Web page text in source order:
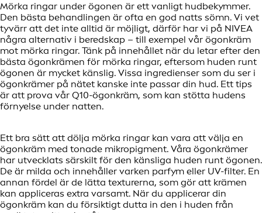
Mörka ringar under ögonen är ett vanligt hudbekymmer.
Den bästa behandlingen är ofta en god natts sömn. Vi vet
tyvärr att det inte alltid är möjligt, därför har vi på NIVEA
några alternativ i beredskap – till exempel vår ögonkräm
mot mörka ringar. Tänk på innehållet när du letar efter den
bästa ögonkrämen för mörka ringar, eftersom huden runt
ögonen är mycket känslig. Vissa ingredienser som du ser i
ögonkrämer på nätet kanske inte passar din hud. Ett tips
är att prova vår Q10-ögonkräm, som kan stötta hudens
förnyelse under natten.
Ett bra sätt att dölja mörka ringar kan vara att välja en
ögonkräm med tonade mikropigment. Våra ögonkrämer
har utvecklats särskilt för den känsliga huden runt ögonen.
De är milda och innehåller varken parfym eller UV-filter. En
annan fördel är de lätta texturerna, som gör att krämen
kan appliceras extra varsamt. När du applicerar din
ögonkräm kan du försiktigt dutta in den i huden från